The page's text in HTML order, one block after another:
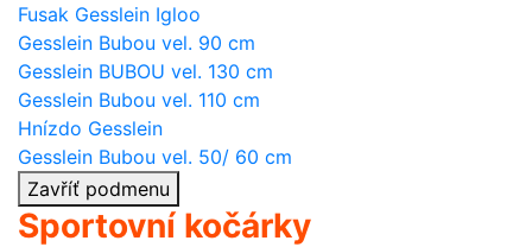
Fusak Gesslein Igloo
Gesslein Bubou vel. 90 cm
Gesslein BUBOU vel. 130 cm
Gesslein Bubou vel. 110 cm
Hnízdo Gesslein
Gesslein Bubou vel. 50/ 60 cm
Zavříť podmenu
Sportovní kočárky